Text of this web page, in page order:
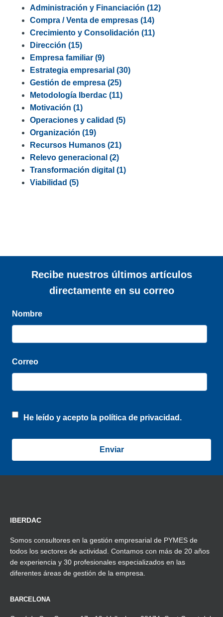
Administración y Financiación (12)
Compra / Venta de empresas (14)
Crecimiento y Consolidación (11)
Dirección (15)
Empresa familiar (9)
Estrategia empresarial (30)
Gestión de empresa (25)
Metodología Iberdac (11)
Motivación (1)
Operaciones y calidad (5)
Organización (19)
Recursos Humanos (21)
Relevo generacional (2)
Transformación digital (1)
Viabilidad (5)
Recibe nuestros últimos artículos
directamente en su correo
Nombre
Correo
He leído y acepto la política de privacidad.
IBERDAC
Somos consultores en la gestión empresarial de PYMES de
todos los sectores de actividad. Contamos con más de 20 años
de experiencia y 30 profesionales especializados en las
diferentes áreas de gestión de la empresa.
BARCELONA